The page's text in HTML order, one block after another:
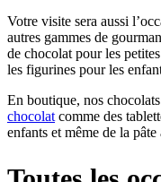
Votre visite sera aussi
autres gammes de
de chocolat pour les
les figurines pour les
En boutique, nos
chocolat comme des
enfants et même de la